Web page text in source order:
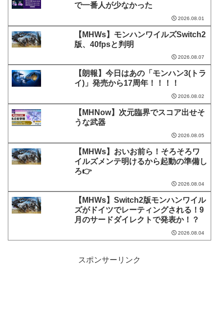
で一番人が少なかった
2026.08.01
【MHWs】モンハンワイルズSwitch2
版、40fpsと判明
2026.08.07
【朗報】今日はあの「モンハン3(トラ
イ)」発売から17周年！！！！
2026.08.02
【MHNow】次元臨界でスコア出せそ
うな武器
2026.08.05
【MHWs】おいお前ら！そろそろワ
イルズメンテ明けるから起動の準備し
ろ👉
2026.08.04
【MHWs】Switch2版モンハンワイル
ズがドイツでレーティングされる！9
月のサードダイレクトで発表か！？
2026.08.04
スポンサーリンク